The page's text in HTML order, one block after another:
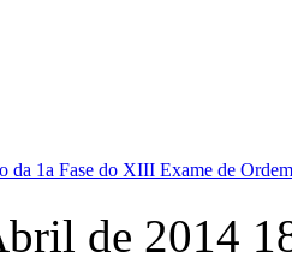
da 1a Fase do XIII Exame de
de 2014